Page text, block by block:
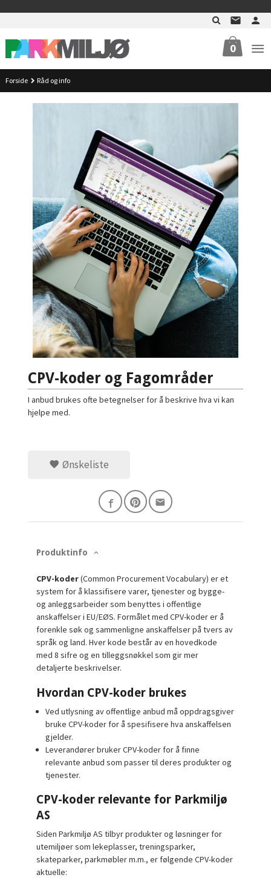
0
Forside Råd og info
CPV-koder og Fagområder
I anbud brukes ofte betegnelser for å beskrive hva vi kan
hjelpe med.
Ønskeliste
Produktinfo
CPV-koder(Common Procurement Vocabulary) er et
system for å klassifisere varer, tjenester og bygge-
og anleggsarbeider som benyttes i offentlige
anskaffelser i EU/EØS. Formålet med CPV-koder er å
forenkle søk og sammenligne anskaffelser på tvers av
språk og land. Hver kode består av en hovedkode
med 8 sifre og en tilleggsnøkkel som gir mer
detaljerte beskrivelser.
Hvordan CPV-koder brukes
Ved utlysning av offentlige anbud må oppdragsgiver
bruke CPV-koder for å spesifisere hva anskaffelsen
gjelder.
Leverandører bruker CPV-koder for å finne
relevante anbud som passer til deres produkter og
tjenester.
CPV-koder relevante for Parkmiljø
AS
Siden Parkmiljø AS tilbyr produkter og løsninger for
utemiljøer som lekeplasser, treningsparker,
skateparker, parkmøbler m.m., er følgende CPV-koder
aktuelle: